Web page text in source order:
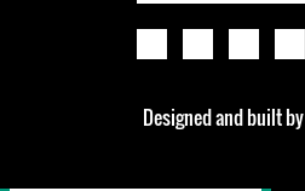
Designed and built by